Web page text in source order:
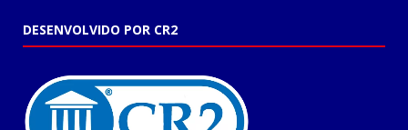
DESENVOLVIDO POR CR2